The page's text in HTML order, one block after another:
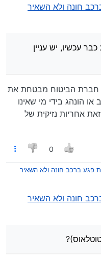
בלי טסט וביטוח חובה
למקרה דנן.
בלי לזוז.
או גם בצ"ג?
למשטרה שיאתרו את
אותו או את חברת הביטוח
כבר עכשיו, יש עניין
(טוטלאוס)?
תשלם בלי להתווכח?
חונה ולא השאיר
עכשיו, יש עניין
חברת הביטוח מבטחת את
הונהג בידי מי שאינו
אחריות נזיקית של
0
פגע ברכב חונה ולא השאיר
בלי טסט וביטוח חובה
למקרה דנן.
בלי לזוז.
או גם בצ"ג?
חונה ולא השאיר